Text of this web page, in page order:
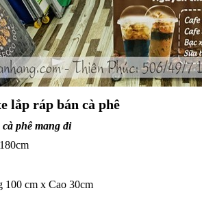
lắp ráp bán cà phê
cà phê mang đi
100 cm x Cao 30cm